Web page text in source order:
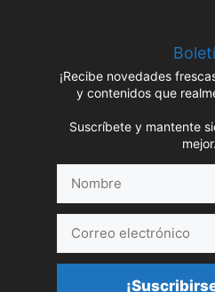
¡Recibe novedades
y contenidos que
Suscríbete y mantente
mejor.
electrónico